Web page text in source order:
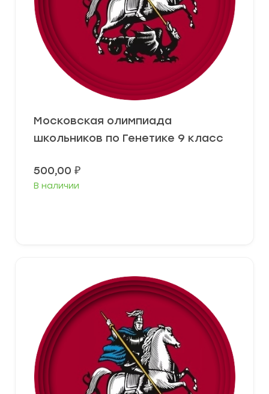
Московская олимпиада
школьников по Генетике 9 класс
500,00 ₽
В наличии